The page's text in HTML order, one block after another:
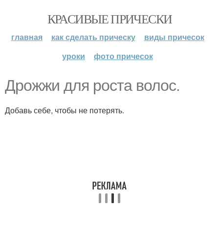
КРАСИВЫЕ ПРИЧЕСКИ
главная как сделать прическу
виды причесок
уроки
фото причесок
Дрожжи для роста волос.
Добавь себе, чтобы не потерять.